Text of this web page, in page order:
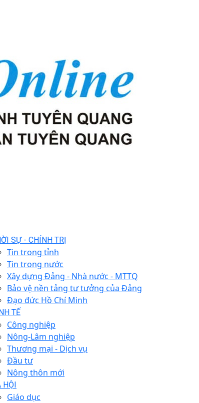
SỰ - CHÍNH TRỊ
Tin trong tỉnh
Tin trong nước
Xây dựng Đảng - Nhà nước - MTTQ
Bảo vệ nền tảng tư tưởng của Đảng
Đạo đức Hồ Chí Minh
TẾ
Công nghiệp
Nông-Lâm nghiệp
Thương mại - Dịch vụ
Đầu tư
Nông thôn mới
HỘI
Giáo dục